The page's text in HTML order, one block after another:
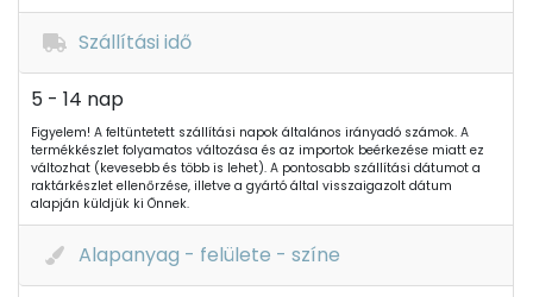
Szállítási idő
5 - 14 nap
Figyelem! A feltüntetett szállítási napok általános irányadó számok. A
termékkészlet folyamatos változása és az importok beérkezése miatt ez
változhat (kevesebb és több is lehet). A pontosabb szállítási dátumot a
raktárkészlet ellenőrzése, illetve a gyártó által visszaigazolt dátum
alapján küldjük ki Önnek.
Alapanyag - felülete - színe